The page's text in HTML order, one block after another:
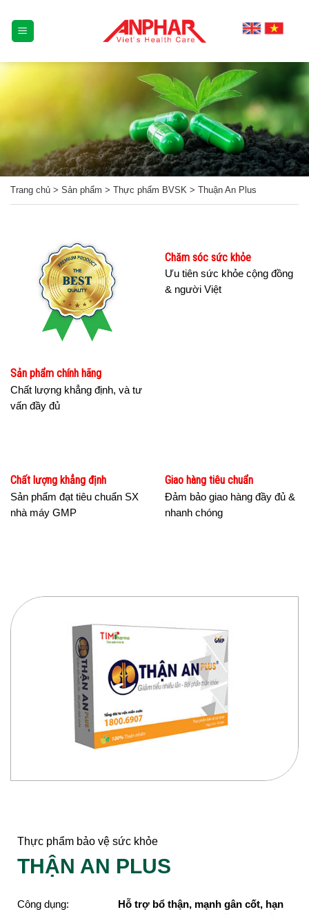
content
Trang chủ > Sản phẩm > Thực phẩm BVSK > Thuận An Plus
Sản phẩm chính hãng
Chất lượng khẳng định, và tư
vấn đầy đủ
Chăm sóc sức khỏe
Ưu tiên sức khỏe cộng đồng
& người Việt
Chất lượng khẳng định
Sản phẩm đạt tiêu chuẩn SX
nhà máy GMP
Giao hàng tiêu chuẩn
Đảm bảo giao hàng đầy đủ &
nhanh chóng
Thực phẩm bảo vệ sức khỏe
THẬN AN PLUS
Công dụng:
Hỗ trợ bổ thận, mạnh gân cốt, hạn